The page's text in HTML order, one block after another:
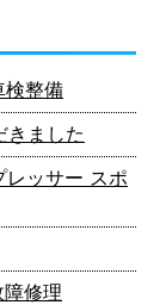
整備
きました
ッサー スポ
修理